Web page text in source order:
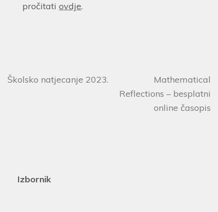
pročitati ovdje.
Školsko natjecanje 2023.
Mathematical
Reflections – besplatni
online časopis
Izbornik